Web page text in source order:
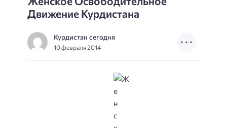
Движение Курдистана
Курдистан сегодня
10 февраля 2014